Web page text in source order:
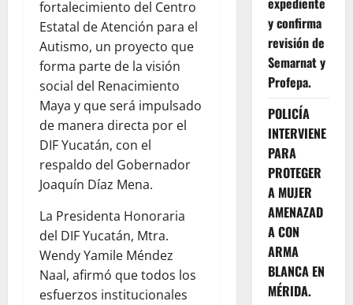
fortalecimiento del Centro
Estatal de Atención para el
Autismo, un proyecto que
forma parte de la visión
social del Renacimiento
Maya y que será impulsado
de manera directa por el
DIF Yucatán, con el
respaldo del Gobernador
Joaquín Díaz Mena.
La Presidenta Honoraria
del DIF Yucatán, Mtra.
Wendy Yamile Méndez
Naal, afirmó que todos los
esfuerzos institucionales
y confirma
revisión de
Semarnat y
Profepa.
POLICÍA
INTERVIENE
PARA
PROTEGER
A MUJER
AMENAZAD
A CON
ARMA
BLANCA EN
MÉRIDA.